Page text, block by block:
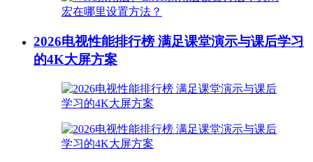
2026电视性能排行榜 满足课堂演示与课后学习
的4K大屏方案